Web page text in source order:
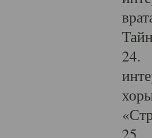
24.
25.